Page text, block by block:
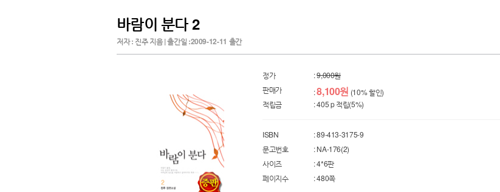
바람이 분다 2
저자 : 진주지음 | 출간일 :2009-12-11 출간
정가 :9,000원
판매가
:8,100원 (10% 할인)
적립금
: 405 p 적립(5%)
ISBN
: 89-413-3175-9
문고번호
: NA-176(2)
사이즈
: 4*6판
페이지수
: 480쪽